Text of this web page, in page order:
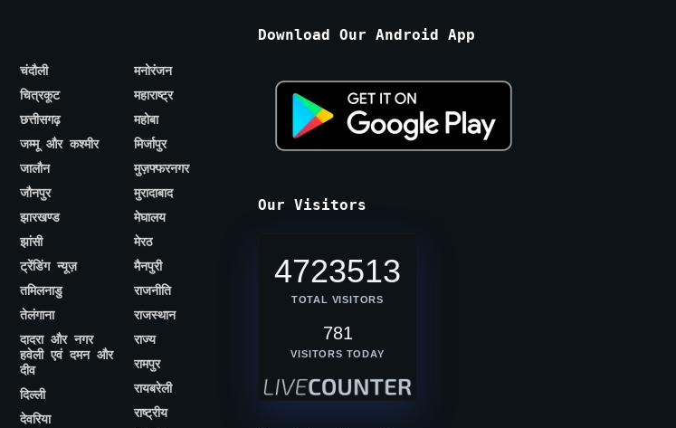
चंदौली
चित्रकूट
छत्तीसगढ़
जम्मू और कश्मीर
जालौन
जौनपुर
झारखण्ड
झांसी
ट्रेंडिंग न्यूज़
तमिलनाडु
तेलंगाना
दादरा और नगर
हवेली एवं दमन और
दीव
दिल्ली
देवरिया
मनोरंजन
महाराष्ट्र
महोबा
मिर्जापुर
मुज़फ्फरनगर
मुरादाबाद
मेघालय
मेरठ
मैनपुरी
राजनीति
राजस्थान
राज्य
रामपुर
रायबरेली
राष्ट्रीय
Download Our Android App
Our Visitors
4723513
TOTAL VISITORS
781
VISITORS TODAY